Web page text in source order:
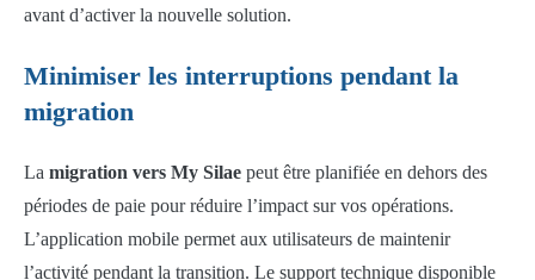
avant d’activer la nouvelle solution.
Minimiser les interruptions pendant la
migration
La migration vers My Silae peut être planifiée en dehors des
périodes de paie pour réduire l’impact sur vos opérations.
L’application mobile permet aux utilisateurs de maintenir
l’activité pendant la transition. Le support technique disponible